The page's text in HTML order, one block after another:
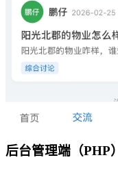
后台管理端（PHP）